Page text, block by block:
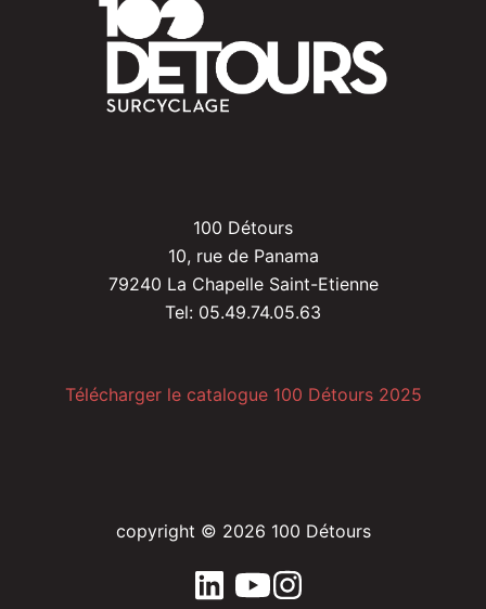
100 Détours
10, rue de Panama
79240 La Chapelle Saint-Etienne
Tel: 05.49.74.05.63
Télécharger le catalogue 100 Détours 2025
copyright © 2026 100 Détours